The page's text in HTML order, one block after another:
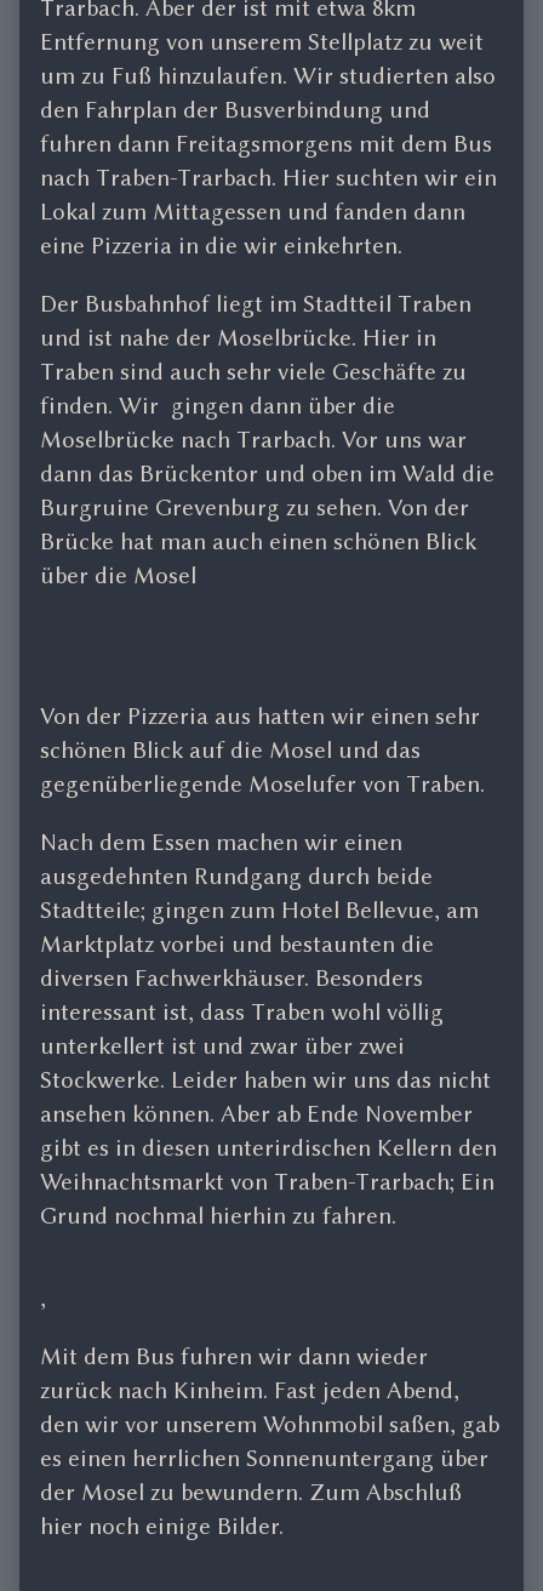
Trarbach. Aber der ist mit etwa 8km
Entfernung von unserem Stellplatz zu weit
um zu Fuß hinzulaufen. Wir studierten also
den Fahrplan der Busverbindung und
fuhren dann Freitagsmorgens mit dem Bus
nach Traben-Trarbach. Hier suchten wir ein
Lokal zum Mittagessen und fanden dann
eine Pizzeria in die wir einkehrten.
Der Busbahnhof liegt im Stadtteil Traben
und ist nahe der Moselbrücke. Hier in
Traben sind auch sehr viele Geschäfte zu
finden. Wir gingen dann über die
Moselbrücke nach Trarbach. Vor uns war
dann das Brückentor und oben im Wald die
Burgruine Grevenburg zu sehen. Von der
Brücke hat man auch einen schönen Blick
über die Mosel
Von der Pizzeria aus hatten wir einen sehr
schönen Blick auf die Mosel und das
gegenüberliegende Moselufer von Traben.
Nach dem Essen machen wir einen
ausgedehnten Rundgang durch beide
Stadtteile; gingen zum Hotel Bellevue, am
Marktplatz vorbei und bestaunten die
diversen Fachwerkhäuser. Besonders
interessant ist, dass Traben wohl völlig
unterkellert ist und zwar über zwei
Stockwerke. Leider haben wir uns das nicht
ansehen können. Aber ab Ende November
gibt es in diesen unterirdischen Kellern den
Weihnachtsmarkt von Traben-Trarbach; Ein
Grund nochmal hierhin zu fahren.
,
Mit dem Bus fuhren wir dann wieder
zurück nach Kinheim. Fast jeden Abend,
den wir vor unserem Wohnmobil saßen, gab
es einen herrlichen Sonnenuntergang über
der Mosel zu bewundern. Zum Abschluß
hier noch einige Bilder.